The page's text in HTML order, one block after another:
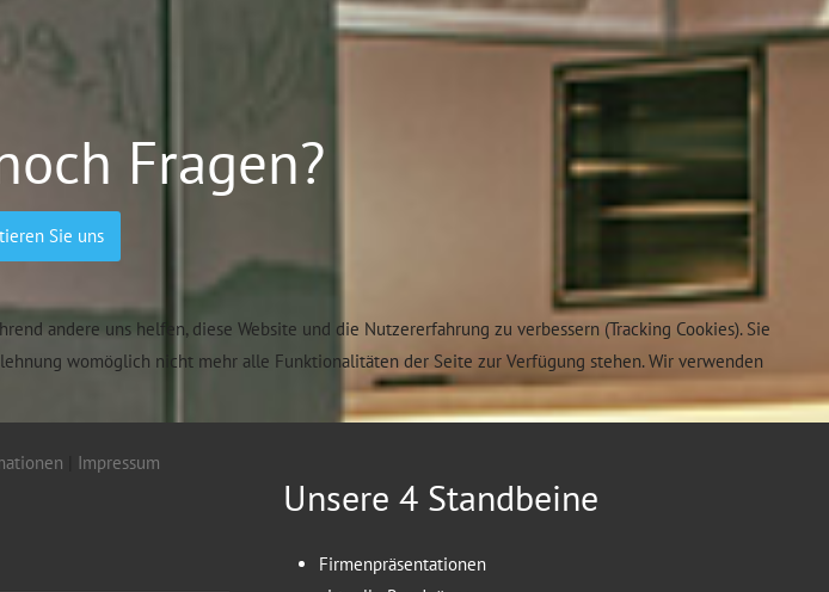
Fragen?
Sie uns
Unsere 4 Standbeine
Firmenpräsentationen
andere uns helfen, diese Website und die Nutzererfahrung zu verbessern (Tracking Cookies). Sie
womöglich nicht mehr alle Funktionalitäten der Seite zur Verfügung stehen. Wir verwenden
Impressum